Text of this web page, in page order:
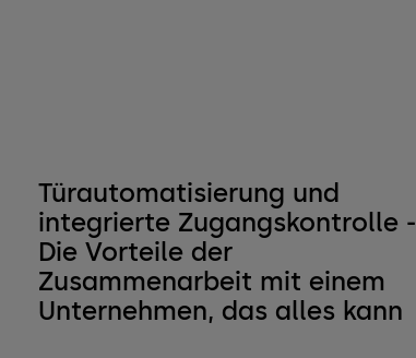
Türautomatisierung und
integrierte Zugangskontrolle -
Die Vorteile der
Zusammenarbeit mit einem
Unternehmen, das alles kann